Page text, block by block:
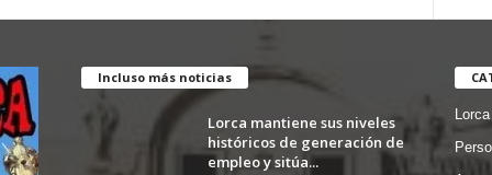
Incluso más noticias
Lorca mantiene sus niveles
históricos de generación de
empleo y sitúa...
Lorca